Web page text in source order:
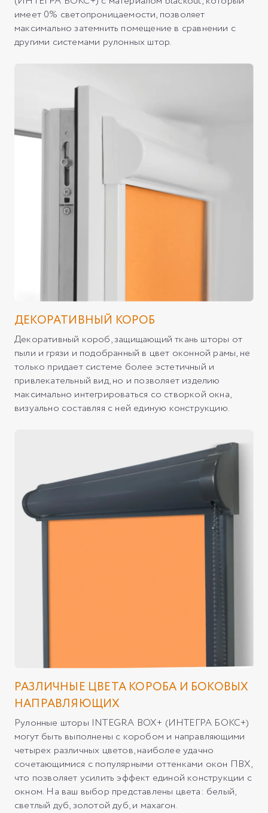
имеет 0% светопроницаемости, позволяет
максимально затемнить помещение в сравнении с
другими системами рулонных штор.
ДЕКОРАТИВНЫЙ КОРОБ
Декоративный короб, защищающий ткань шторы от
пыли и грязи и подобранный в цвет оконной рамы, не
только придает системе более эстетичный и
привлекательный вид, но и позволяет изделию
максимально интегрироваться со створкой окна,
визуально составляя с ней единую конструкцию.
РАЗЛИЧНЫЕ ЦВЕТА КОРОБА И БОКОВЫХ
НАПРАВЛЯЮЩИХ
Рулонные шторы INTEGRA BOX+ (ИНТЕГРА БОКС+)
могут быть выполнены с коробом и направляющими
четырех различных цветов, наиболее удачно
сочетающимися с популярными оттенками окон ПВХ,
что позволяет усилить эффект единой конструкции с
окном. На ваш выбор представлены цвета: белый,
светлый дуб, золотой дуб, и махагон.